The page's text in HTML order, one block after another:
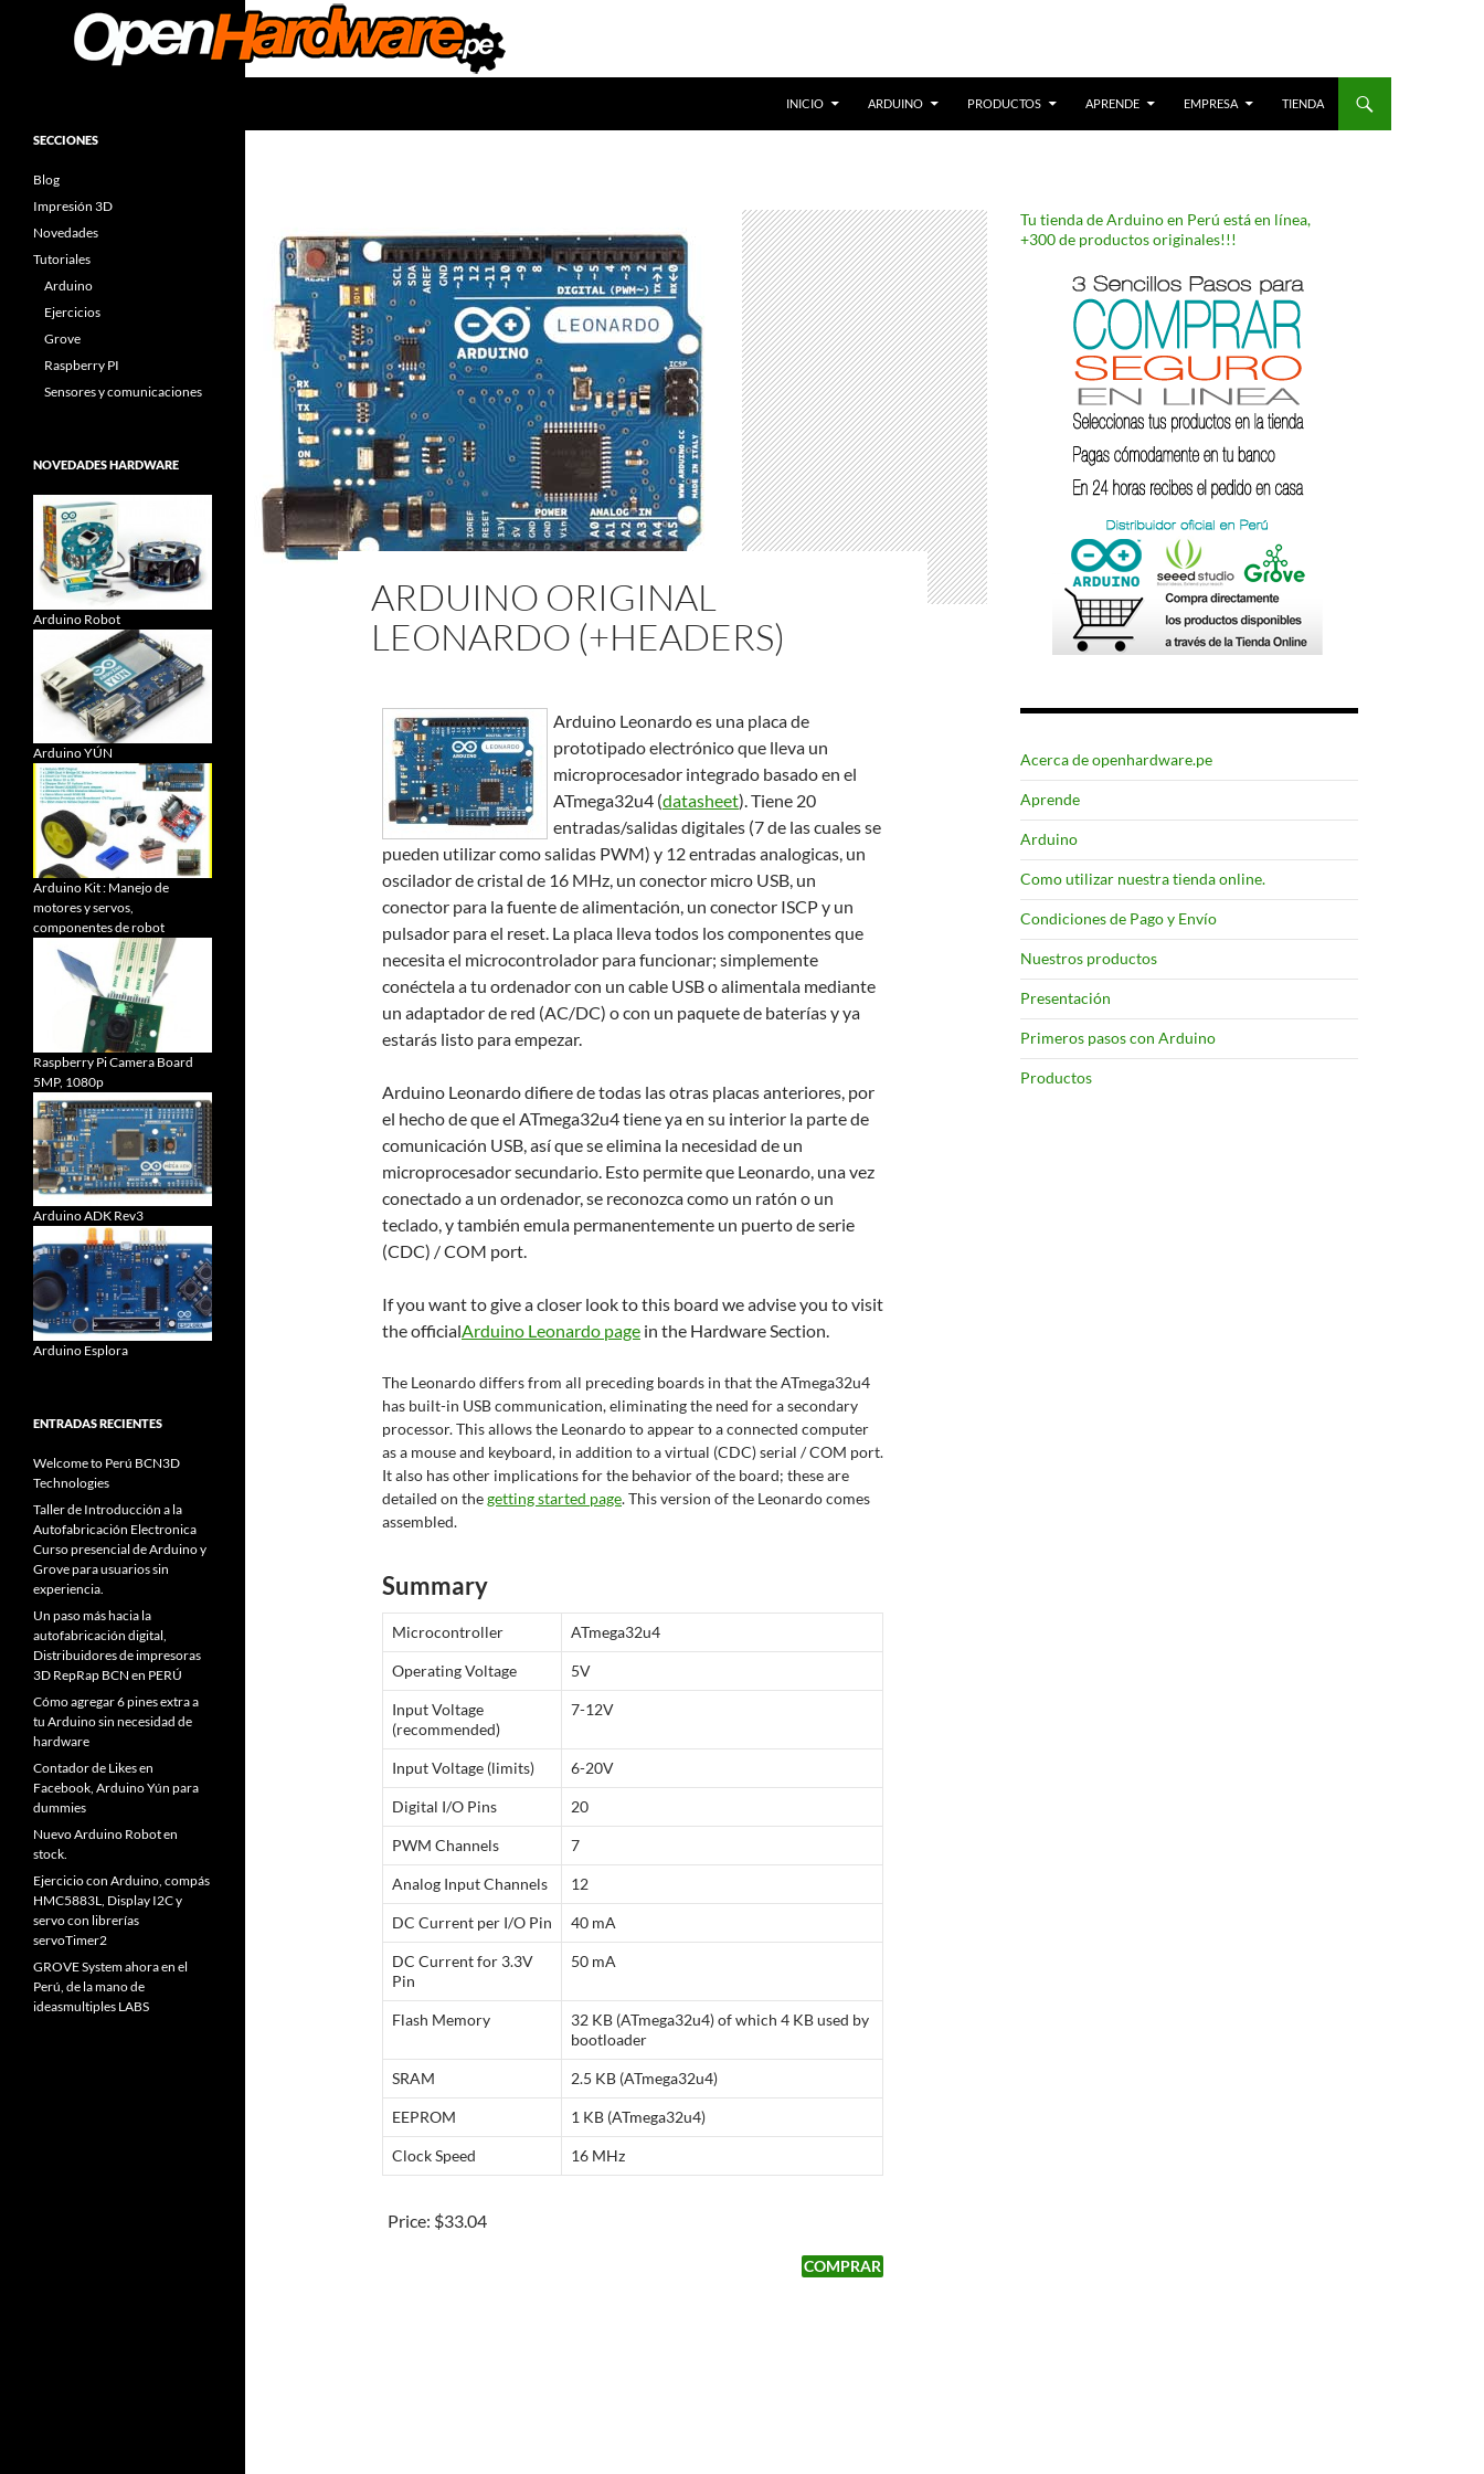
INICIO ARDUINO PRODUCTOS APRENDE EMPRESA TIENDA
ARDUINO ORIGINAL
LEONARDO (+HEADERS)
Arduino Leonardo es una placa de
prototipado electrónico que lleva un
microprocesador integrado basado en el
ATmega32u4 (datasheet). Tiene 20
entradas/salidas digitales (7 de las cuales se
pueden utilizar como salidas PWM) y 12 entradas analogicas, un
oscilador de cristal de 16 MHz, un conector micro USB, un
conector para la fuente de alimentación, un conector ISCP y un
pulsador para el reset. La placa lleva todos los componentes que
necesita el microcontrolador para funcionar; simplemente
conéctela a tu ordenador con un cable USB o alimentala mediante
un adaptador de red (AC/DC) o con un paquete de baterías y ya
estarás listo para empezar.
Arduino Leonardo difiere de todas las otras placas anteriores, por
el hecho de que el ATmega32u4 tiene ya en su interior la parte de
comunicación USB, así que se elimina la necesidad de un
microprocesador secundario. Esto permite que Leonardo, una vez
conectado a un ordenador, se reconozca como un ratón o un
teclado, y también emula permanentemente un puerto de serie
(CDC) / COM port.
If you want to give a closer look to this board we advise you to visit
the officialArduino Leonardo page in the Hardware Section.
The Leonardo differs from all preceding boards in that the ATmega32u4
has built-in USB communication, eliminating the need for a secondary
processor. This allows the Leonardo to appear to a connected computer
as a mouse and keyboard, in addition to a virtual (CDC) serial / COM port.
It also has other implications for the behavior of the board; these are
detailed on thegetting started page. This version of the Leonardo comes
assembled.
Summary
Microcontroller ATmega32u4
Operating Voltage 5V
Input Voltage
(recommended)
7-12V
Input Voltage (limits) 6-20V
Digital I/O Pins 20
PWM Channels 7
Analog Input Channels 12
DC Current per I/O Pin 40 mA
DC Current for 3.3V
Pin
50 mA
Flash Memory
32 KB (ATmega32u4) of which 4 KB used by
bootloader
SRAM 2.5 KB (ATmega32u4)
EEPROM 1 KB (ATmega32u4)
Clock Speed 16 MHz
Price: $33.04
Tu tienda de Arduino en Perú está en línea,
+300 de productos originales!!!
Acerca de openhardware.pe
Aprende
Arduino
Como utilizar nuestra tienda online.
Condiciones de Pago y Envío
Nuestros productos
Presentación
Primeros pasos con Arduino
Productos
Arduino & Open Hardware
SECCIONES
Blog
Impresión 3D
Novedades
Tutoriales
Arduino
Ejercicios
Grove
Raspberry PI
Sensores y comunicaciones
NOVEDADES HARDWARE
Arduino Robot
Arduino YÚN
Arduino Kit : Manejo de
motores y servos,
componentes de robot
Raspberry Pi Camera Board
5MP, 1080p
Arduino ADK Rev3
Arduino Esplora
ENTRADAS RECIENTES
Welcome to Perú BCN3D
Technologies
Taller de Introducción a la
Autofabricación Electronica
Curso presencial de Arduino y
Grove para usuarios sin
experiencia.
Un paso más hacia la
autofabricación digital,
Distribuidores de impresoras
3D RepRap BCN en PERÚ
Cómo agregar 6 pines extra a
tu Arduino sin necesidad de
hardware
Contador de Likes en
Facebook, Arduino Yún para
dummies
Nuevo Arduino Robot en
stock.
Ejercicio con Arduino, compás
HMC5883L, Display I2C y
servo con librerías
servoTimer2
GROVE System ahora en el
Perú, de la mano de
ideasmultiples LABS